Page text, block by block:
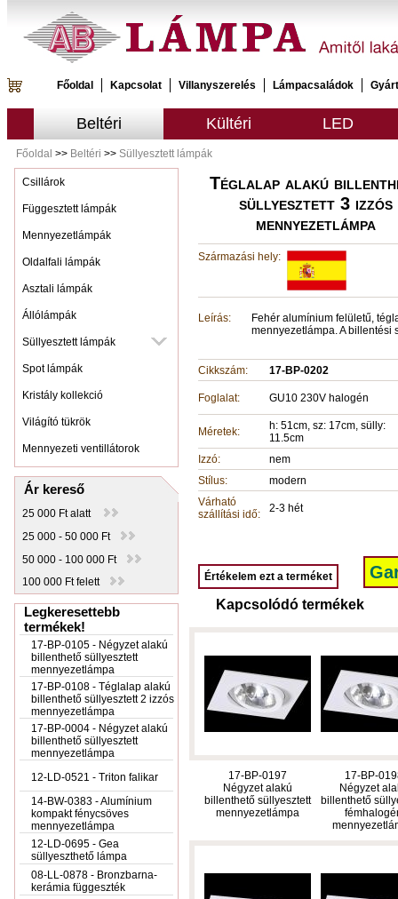
Főoldal Kapcsolat Villanyszerelés Lámpacsaládok
Beltéri Kültéri LED
Főoldal >> Beltéri >> Süllyesztett lámpák
Csillárok
Függesztett lámpák
Mennyezetlámpák
Oldalfali lámpák
Asztali lámpák
Állólámpák
Süllyesztett lámpák
Spot lámpák
Kristály kollekció
Világító tükrök
Mennyezeti ventillátorok
Ár kereső
25 000 Ft alatt
25 000 - 50 000 Ft
50 000 - 100 000 Ft
100 000 Ft felett
Legkeresettebb
termékek!
17-BP-0105 - Négyzet alakú
billenthető süllyesztett
mennyezetlámpa
17-BP-0108 - Téglalap alakú
billenthető süllyesztett 2 izzós
mennyezetlámpa
17-BP-0004 - Négyzet alakú
billenthető süllyesztett
mennyezetlámpa
12-LD-0521 - Triton falikar
14-BW-0383 - Alumínium
kompakt fénycsöves
mennyezetlámpa
12-LD-0695 - Gea
süllyeszthető lámpa
08-LL-0878 - Bronzbarna-
kerámia függeszték
Téglalap alakú
süllyesztett 3 izzós
mennyezetlámpa
Származási hely:
Leírás:
Fehér alumínium felületű,
mennyezetlámpa. A billentési
Cikkszám: 17-BP-0202
Foglalat: GU10 230V halogén
Méretek:
h: 51cm, sz: 17cm, sülly:
11.5cm
Izzó:
nem
Stílus:
modern
Várható
szállítási idő:
2-3 hét
Értékelem ezt a terméket
Kapcsolódó termékek
17-BP-0197
Négyzet alakú
billenthető süllyesztett
mennyezetlámpa
17-BP-
Négyzet
billenthető